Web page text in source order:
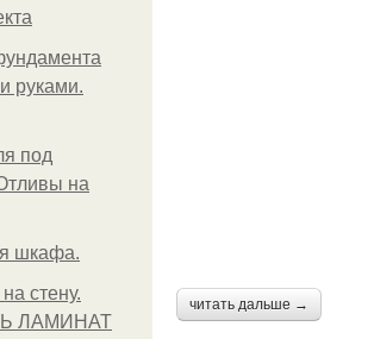
руками.
под
на
шкафа.
стену.
ЛАМИНАТ
читать дальше →